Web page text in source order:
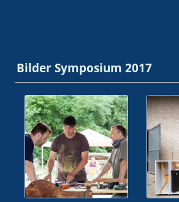
Bilder Symposium 2017